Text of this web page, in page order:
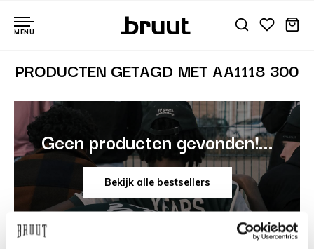
MENU
PRODUCTEN GETAGD MET AA1118 300
Geen producten gevonden!...
Bekijk alle bestsellers